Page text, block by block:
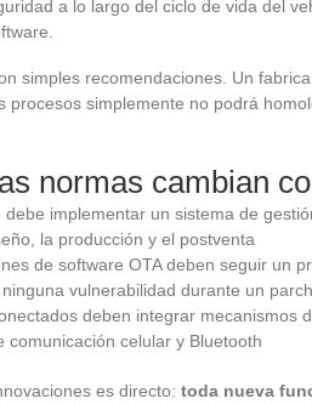
a lo largo del ciclo de vida del
simples recomendaciones. Un
procesos simplemente no podrá
normas cambian
implementar un sistema de
la producción y el postventa
de software OTA deben seguir un
vulnerabilidad durante un
deben integrar mecanismos
comunicación celular y Bluetooth
es directo: toda nueva